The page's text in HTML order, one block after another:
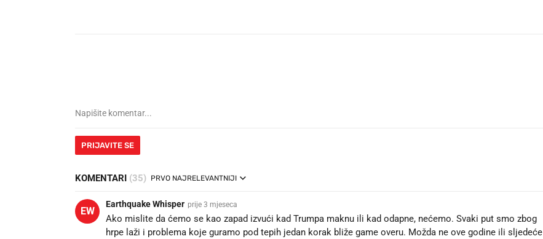
PRIJAVITE SE
KOMENTARI (35) PRVO NAJRELEVANTNIJI
EW
Earthquake Whisper prije 3 mjeseca
Ako mislite da ćemo se kao zapad izvući kad Trumpa maknu ili kad odapne, nećemo. Svaki put smo zbog
hrpe laži i problema koje guramo pod tepih jedan korak bliže game overu. Možda ne ove godine ili sljedeće